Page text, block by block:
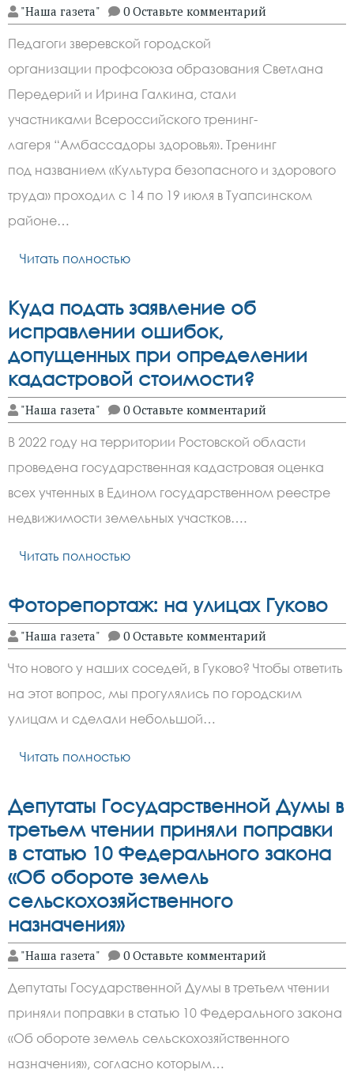
"Наша газета" 0 Оставьте комментарий
Педагоги зверевской городской
организации профсоюза образования Светлана
Передерий и Ирина Галкина, стали
участниками Всероссийского тренинг-
лагеря “Амбассадоры здоровья». Тренинг
под названием «Культура безопасного и здорового
труда» проходил с 14 по 19 июля в Туапсинском
районе…
Читать полностью
Куда подать заявление об
исправлении ошибок,
допущенных при определении
кадастровой стоимости?
"Наша газета" 0 Оставьте комментарий
В 2022 году на территории Ростовской области
проведена государственная кадастровая оценка
всех учтенных в Едином государственном реестре
недвижимости земельных участков….
Читать полностью
Фоторепортаж: на улицах Гуково
"Наша газета" 0 Оставьте комментарий
Что нового у наших соседей, в Гуково? Чтобы ответить
на этот вопрос, мы прогулялись по городским
улицам и сделали небольшой…
Читать полностью
Депутаты Государственной Думы в
третьем чтении приняли поправки
в статью 10 Федерального закона
«Об обороте земель
сельскохозяйственного
назначения»
"Наша газета" 0 Оставьте комментарий
Депутаты Государственной Думы в третьем чтении
приняли поправки в статью 10 Федерального закона
«Об обороте земель сельскохозяйственного
назначения», согласно которым…